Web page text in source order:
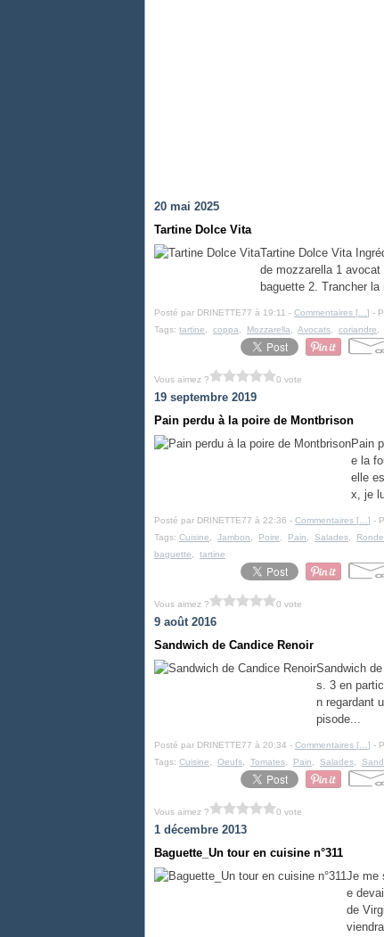
20 mai 2025
Tartine Dolce Vita
Tartine Dolce Vita
de mozzarella 1 avocat
baguette 2. Trancher
Posté par DRINETTE77 à 19:11 - Commentaires [ ] -
Tags: tartine coppa Mozzarella Avocats coriandre
Vous aimez ? 0 vote
19 septembre 2019
Pain perdu à la poire de Montbrison
Pain
e la
elle
x, je
Posté par DRINETTE77 à 22:36 - Commentaires [ ] -
Tags: Cuisine Jambon Poire Pain Salades
baguette
tartine
Vous aimez ? 0 vote
9 août 2016
Sandwich de Candice Renoir
Sandwich
s. 3 en
n regardant
pisode...
Posté par DRINETTE77 à 20:34 - Commentaires [ ] -
Tags: Cuisine Oeufs Tomates Pain Salades
Vous aimez ? 0 vote
1 décembre 2013
Baguette_Un tour en cuisine n°311
Je me
e
de